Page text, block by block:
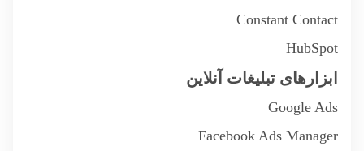
Constant Contact
HubSpot
ابزارهای تبلیغات آنلاین
Google Ads
Facebook Ads Manager